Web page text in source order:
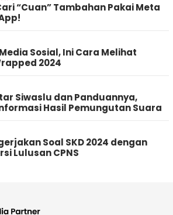
“Cuan” Tambahan Pakai Meta
Sosial, Ini Cara Melihat
2024
Siwaslu dan Panduannya,
Hasil Pemungutan Suara
Soal SKD 2024 dengan
Lulusan CPNS